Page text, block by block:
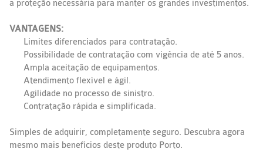
a proteção necessária para manter os grandes investimentos.
VANTAGENS:
Limites diferenciados para contratação.
Possibilidade de contratação com vigência de até 5 anos.
Ampla aceitação de equipamentos.
Atendimento flexível e ágil.
Agilidade no processo de sinistro.
Contratação rápida e simplificada.
Simples de adquirir, completamente seguro. Descubra agora
mesmo mais benefícios deste produto Porto.